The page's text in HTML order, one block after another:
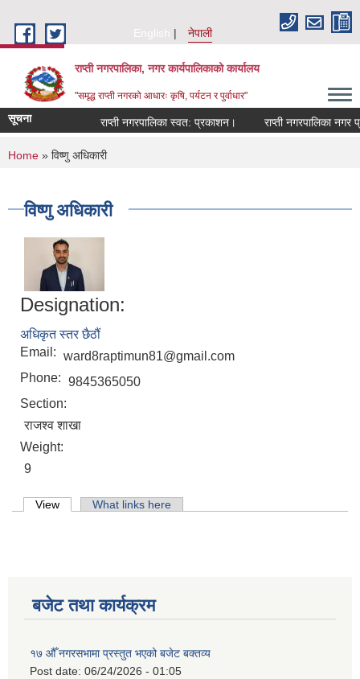
English
नेपाली
राप्ती नगरपालिका, नगर कार्यपालिकाको कार्यालय
"समृद्ध राप्ती नगरको आधारः कृषि, पर्यटन र पुर्वाधार"
सूचना राप्ती नगरपालिका स्वत: प्रकाशन। राप्ती नगरपालिका नगर
You are here
Home » विष्णु अधिकारी
विष्णु अधिकारी
Designation:
अधिकृत स्तर छैठौं
Email: ward8raptimun81@gmail.com
Phone: 9845365050
Section:
राजश्व शाखा
Weight:
9
Primary tabs
View (active tab)What links here
बजेट तथा कार्यक्रम
१७ औँ नगरसभामा प्रस्तुत भएको बजेट बक्तव्य
Post date: 06/24/2026 - 01:05